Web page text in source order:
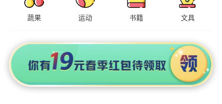
蔬果 运动 书籍 文具